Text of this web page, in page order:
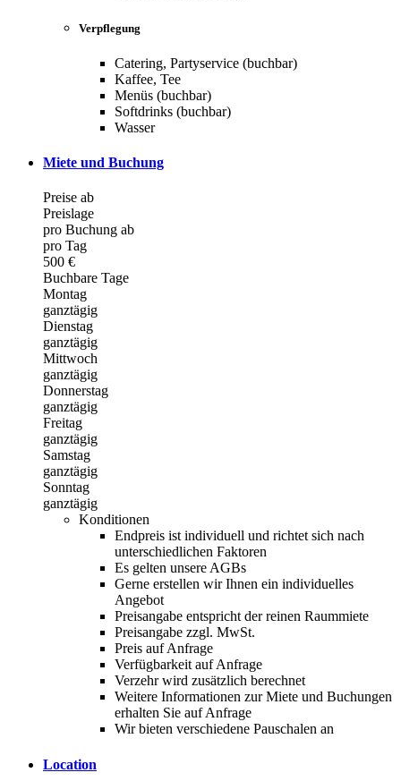
Verpflegung
Catering, Partyservice (buchbar)
Kaffee, Tee
Menüs (buchbar)
Softdrinks (buchbar)
Wasser
Miete und Buchung
Preise ab
Preislage
pro Buchung ab
pro Tag
500 €
Buchbare Tage
Montag
ganztägig
Dienstag
ganztägig
Mittwoch
ganztägig
Donnerstag
ganztägig
Freitag
ganztägig
Samstag
ganztägig
Sonntag
ganztägig
Konditionen
Endpreis ist individuell und richtet sich nach
unterschiedlichen Faktoren
Es gelten unsere AGBs
Gerne erstellen wir Ihnen ein individuelles
Angebot
Preisangabe entspricht der reinen Raummiete
Preisangabe zzgl. MwSt.
Preis auf Anfrage
Verfügbarkeit auf Anfrage
Verzehr wird zusätzlich berechnet
Weitere Informationen zur Miete und Buchungen
erhalten Sie auf Anfrage
Wir bieten verschiedene Pauschalen an
Location